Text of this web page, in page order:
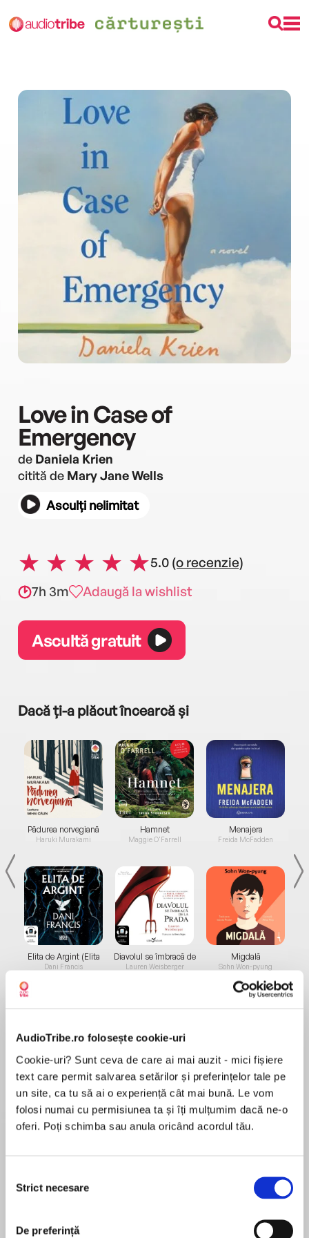
AudioTribe.ro folosește cookie-uri
Cookie-uri? Sunt ceva de care ai mai auzit - mici fișiere
text care permit salvarea setărilor și preferințelor tale pe
un site, ca tu să ai o experiență cât mai bună. Le vom
folosi numai cu permisiunea ta și îți mulțumim dacă ne-o
oferi. Poți schimba sau anula oricând acordul tău.
consimțământului
Strict necesare
De preferință
Love in Case of
Emergency
de Daniela Krien
citită de Mary Jane Wells
Asculți nelimitat
5.0 (o recenzie)
7h 3m
Adaugă la wishlist
Ascultă gratuit
Dacă ți-a plăcut încearcă și
Pădurea norvegiană
Haruki Murakami
Elita de Argint (Elita
de...
Dani Francis
Hamnet
Maggie O'Farrell
Diavolul se îmbracă de
la...
Lauren Weisberger
Menajera
Freida McFadden
Migdală
Sohn Won-pyung
Desprecarte
"Fans of Sarah Dunn, Elisabeth Egan, and Isabel
Gillies will relate to the multifaceted lives of
Krien’s characters, brilliantly rendered in her
vivid voice." -- Booklist
of Germany’ most promising literary talents
demonstrates her incisive understanding of the
complexities of relationships and the depths of
subiectul este greu, este o lecție dură despre